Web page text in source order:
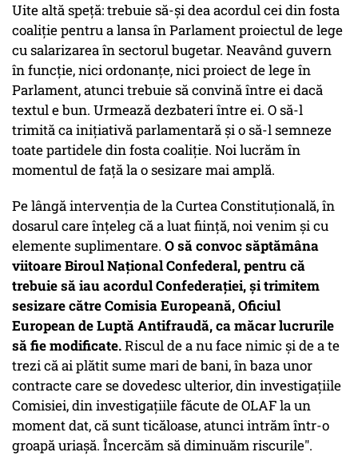
Uite altă speță: trebuie să-și dea acordul cei din fosta
coaliție pentru a lansa în Parlament proiectul de lege
cu salarizarea în sectorul bugetar. Neavând guvern
în funcție, nici ordonanțe, nici proiect de lege în
Parlament, atunci trebuie să convină între ei dacă
textul e bun. Urmează dezbateri între ei. O să-l
trimită ca inițiativă parlamentară și o să-l semneze
toate partidele din fosta coaliție. Noi lucrăm în
momentul de față la o sesizare mai amplă.
Pe lângă intervenția de la Curtea Constituțională, în
dosarul care înțeleg că a luat ființă, noi venim și cu
elemente suplimentare. O să convoc săptămâna
viitoare Biroul Național Confederal, pentru că
trebuie să iau acordul Confederației, și trimitem
sesizare către Comisia Europeană, Oficiul
European de Luptă Antifraudă, ca măcar lucrurile
să fie modificate.Riscul de a nu face nimic și de a te
trezi că ai plătit sume mari de bani, în baza unor
contracte care se dovedesc ulterior, din investigațiile
Comisiei, din investigațiile făcute de OLAF la un
moment dat, că sunt ticăloase, atunci intrăm într-o
groapă uriașă. Încercăm să diminuăm riscurile".